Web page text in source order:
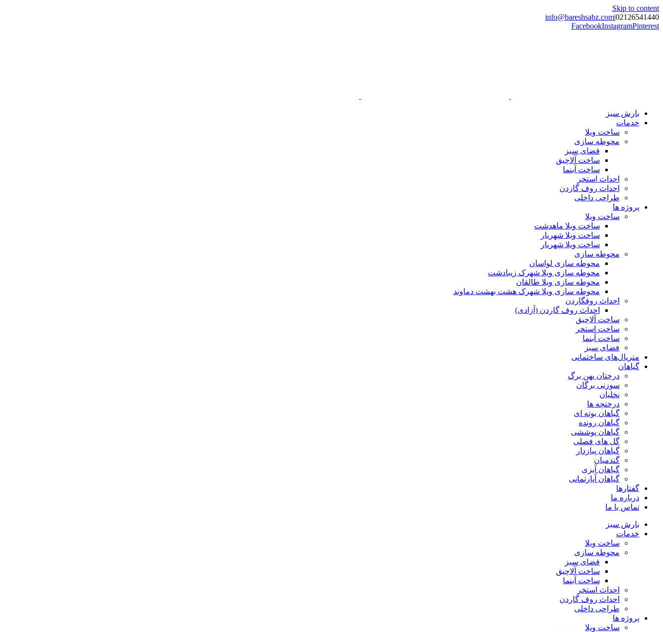
Skip to content
02126541440
|
info@bareshsabz.com
FacebookInstagramPinterest
بارش سبز
خدمات
ساخت ویلا
محوطه سازی
فضای سبز
ساخت آلاچیق
ساخت آبنما
احداث استخر
احداث روف گاردن
طراحی داخلی
پروژه ها
ساخت ویلا
ساخت ویلا ماهدشت
ساخت ویلا شهریار
ساخت ویلا شهریار
محوطه سازی
محوطه سازی لواسان
محوطه سازی ویلا شهرک زیبادشت
محوطه سازی ویلا طالقان
محوطه سازی ویلا شهرک هشت بهشت دماوند
احداث روفگاردن
احداث روف گاردن (آزادی)
ساخت آلاچیق
ساخت استخر
ساخت آبنما
فضای سبز
متریال‌های ساختمانی
گیاهان
درختان پهن برگ
سوزنی برگان
نخلیان
درختچه ها
گیاهان بوته ای
گیاهان رونده
گیاهان پوششی
گل های فصلی
گیاهان پیازدار
گندمیان
گیاهان آبزی
گیاهان آپارتمانی
گفتارها
درباره ما
تماس با ما
بارش سبز
خدمات
ساخت ویلا
محوطه سازی
فضای سبز
ساخت آلاچیق
ساخت آبنما
احداث استخر
احداث روف گاردن
طراحی داخلی
پروژه ها
ساخت ویلا